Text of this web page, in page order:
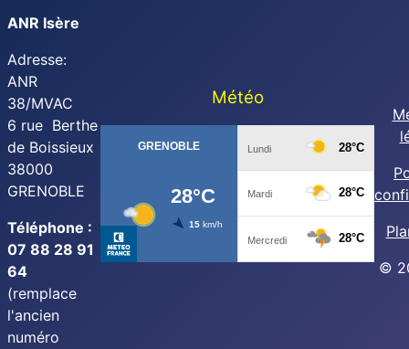
ANR Isère
Adresse:
ANR
38/MVAC
6 rue Berthe
de Boissieux
38000
GRENOBLE
Téléphone :
07 88 28 91
64
(remplace
l'ancien
numéro
Météo
©